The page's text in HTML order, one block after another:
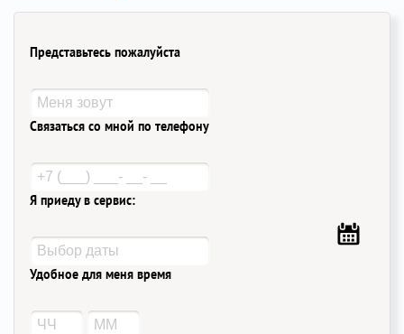
Представьтесь пожалуйста
Связаться со мной по телефону
Я приеду в сервис:
Удобное для меня время